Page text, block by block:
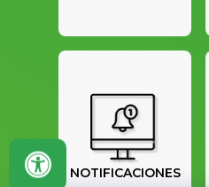
NOTIFICACIONES